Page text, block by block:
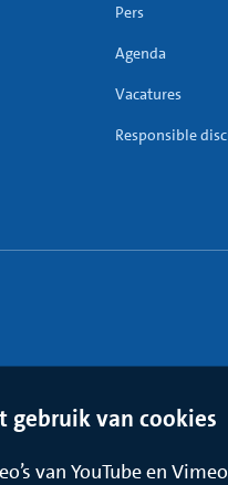
Pers
Agenda
Vacatures
Responsible
gebruik van cookies
van YouTube en